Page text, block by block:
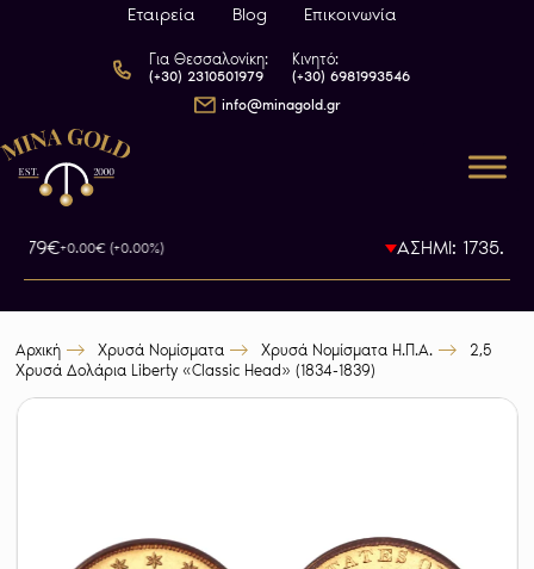
Εταιρεία Blog Επικοινωνία
Για Θεσσαλονίκη:
(+30) 2310501979
Κινητό:
(+30) 6981993546
info@minagold.gr
+0.00€ (+0.00%) ΑΣΗΜΙ: 1735.5€
Αρχική Χρυσά Νομίσματα Χρυσά Νομίσματα Η.Π.Α.
2,5
Χρυσά Δολάρια Liberty «Classic Head» (1834-1839)